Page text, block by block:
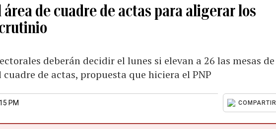
área de cuadre de actas para aligerar los
deberán decidir el lunes si elevan a 26 las mesas de
de actas, propuesta que hiciera el PNP
PM COMPARTIR